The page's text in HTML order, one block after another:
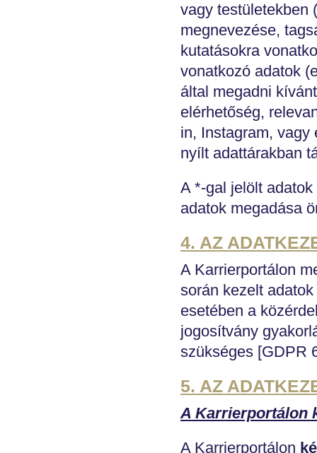
vagy testületekben
megnevezése,
kutatásokra
vonatkozó adatok
által megadni
elérhetőség,
in, Instagram, vagy
nyílt adattárakban
A *-gal jelölt
adatok megadása
4. AZ
A Karrierportálon
során kezelt
esetében a
jogosítvány
szükséges [GDPR
5. AZ
A Karrierportálon
A Karrierportálon